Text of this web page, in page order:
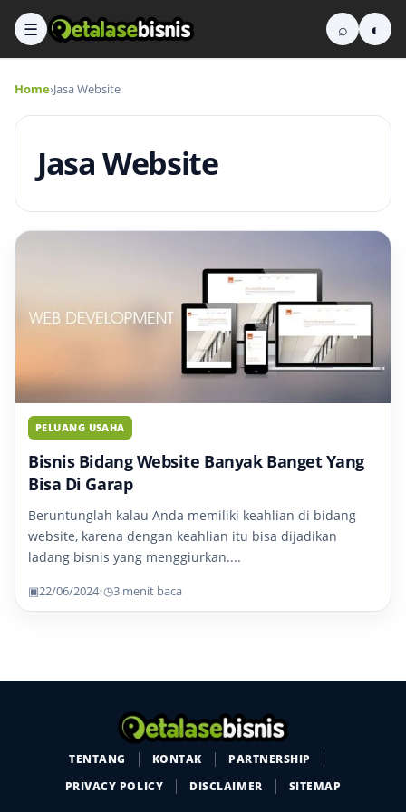
☰ ⌕ ◐
Home›Jasa Website
Jasa Website
PELUANG USAHA
Bisnis Bidang Website Banyak Banget Yang
Bisa Di Garap
Beruntunglah kalau Anda memiliki keahlian di bidang
website, karena dengan keahlian itu bisa dijadikan
ladang bisnis yang menggiurkan....
▣22/06/2024•◷3 menit baca
TENTANG KONTAK
PARTNERSHIP
PRIVACY POLICY
DISCLAIMER SITEMAP